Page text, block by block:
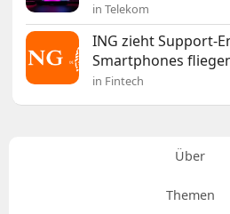
in Telekom
ING zieht Support-
Smartphones
in Fintech
Über
Themen